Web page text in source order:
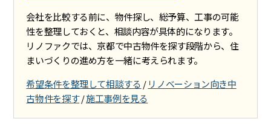
会社を比較する前に、物件探し、総予算、工事の可能
性を整理しておくと、相談内容が具体的になります。
リノファクでは、京都で中古物件を探す段階から、住
まいづくりの進め方を一緒に考えられます。
希望条件を整理して相談する / リノベーション向き中
古物件を探す/施工事例を見る